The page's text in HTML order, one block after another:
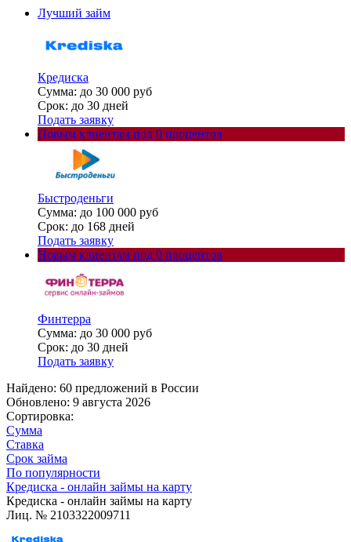
Лучший займ
Кредиска
Сумма: до 30 000 руб
Срок: до 30 дней
Подать заявку
Новым клиентам под 0 процентов
Быстроденьги
Сумма: до 100 000 руб
Срок: до 168 дней
Подать заявку
Новым клиентам под 0 процентов
Финтерра
Сумма: до 30 000 руб
Срок: до 30 дней
Подать заявку
Найдено: 60 предложений в России
Обновлено: 9 августа 2026
Сортировка:
Сумма
Ставка
Срок займа
По популярности
Кредиска - онлайн займы на карту
Кредиска - онлайн займы на карту
Лиц. № 2103322009711